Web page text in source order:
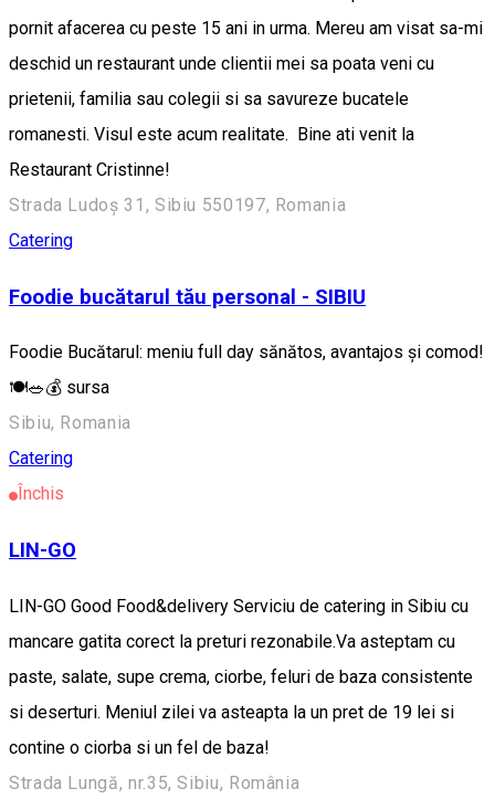
pornit afacerea cu peste 15 ani in urma. Mereu am visat sa-mi
deschid un restaurant unde clientii mei sa poata veni cu
prietenii, familia sau colegii si sa savureze bucatele
romanesti. Visul este acum realitate. Bine ati venit la
Restaurant Cristinne!
Strada Ludoș 31, Sibiu 550197, Romania
Catering
Foodie bucătarul tău personal - SIBIU
Foodie Bucătarul: meniu full day sănătos, avantajos și comod!
🍽️🥗💰 sursa
Sibiu, Romania
Catering
Închis
LIN-GO
LIN-GO Good Food&delivery Serviciu de catering in Sibiu cu
mancare gatita corect la preturi rezonabile.Va asteptam cu
paste, salate, supe crema, ciorbe, feluri de baza consistente
si deserturi. Meniul zilei va asteapta la un pret de 19 lei si
contine o ciorba si un fel de baza!
Strada Lungă, nr.35, Sibiu, România